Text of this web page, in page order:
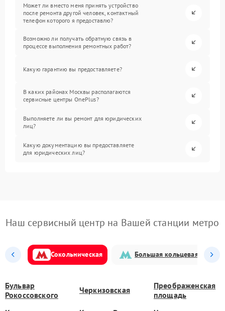
Может ли вместо меня принять устройство
после ремонта другой человек, контактный
телефон которого я предоставлю?
Возможно ли получать обратную связь в
процессе выполнения ремонтных работ?
Какую гарантию вы предоставляете?
В каких районах Москвы располагаются
сервисные центры OnePlus?
Выполняете ли вы ремонт для юридических
лиц?
Какую документацию вы предоставляете
для юридических лиц?
Наш сервисный центр на Вашей станции метро
Сокольническая Большая кольцевая
Бульвар
Рокоссовского
Черкизовская
Преображенская
площадь